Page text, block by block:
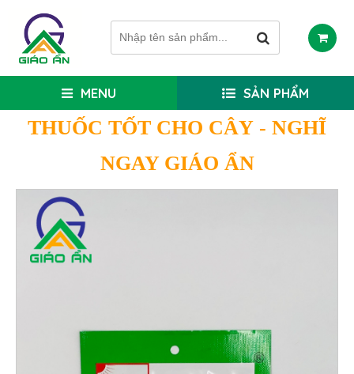
MENU SẢN PHẨM
THUỐC TỐT CHO CÂY - NGHĨ
NGAY GIÁO ẨN